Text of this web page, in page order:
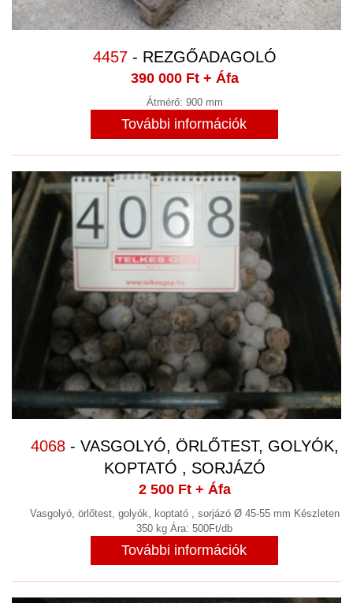
4457- REZGŐADAGOLÓ
390 000 Ft+ Áfa
Átmérő: 900 mm
További információk
4068- VASGOLYÓ, ÖRLŐTEST, GOLYÓK,
KOPTATÓ , SORJÁZÓ
2 500 Ft+ Áfa
Vasgolyó, örlőtest, golyók, koptató , sorjázó Ø 45-55 mm Készleten
350 kg Ára: 500Ft/db
További információk